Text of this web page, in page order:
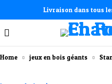
Livraison dans tous
Home jeux en bois géants